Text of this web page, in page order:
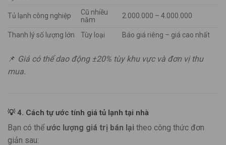
Tủ lạnh công nghiệp
Cũ nhiều
năm
2.000.000 – 4.000.000
Thanh lý số lượng lớn Tùy loại Báo giá riêng – giá cao nhất
📌 Giá có thể dao động ±20% tùy khu vực và đơn vị thu
mua.
💡4. Cách tự ước tính giá tủ lạnh tại nhà
Bạn có thể ước lượng giá trị bán lại theo công thức đơn
giản sau: